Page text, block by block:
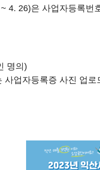
4. 26)은 사업자등록번
명의)
사업자등록증 사진 업로